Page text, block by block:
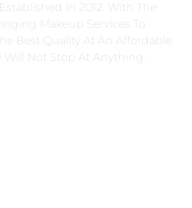
In 2012. With The
Makeup Services To
Best Quality At An Affordable
Will Not Stop At Anything.